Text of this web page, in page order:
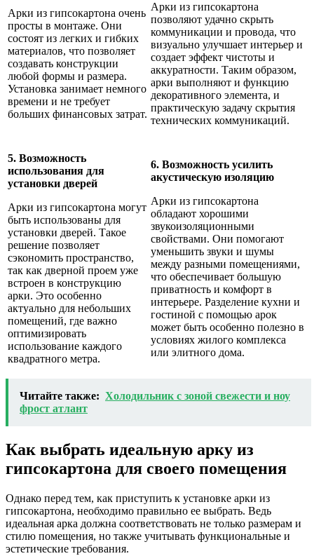
Арки из гипсокартона очень
просты в монтаже. Они
состоят из легких и гибких
материалов, что позволяет
создавать конструкции
любой формы и размера.
Установка занимает немного
времени и не требует
больших финансовых затрат.
Арки из гипсокартона
позволяют удачно скрыть
коммуникации и провода, что
визуально улучшает интерьер и
создает эффект чистоты и
аккуратности. Таким образом,
арки выполняют и функцию
декоративного элемента, и
практическую задачу скрытия
технических коммуникаций.
5. Возможность
использования для
установки дверей
Арки из гипсокартона могут
быть использованы для
установки дверей. Такое
решение позволяет
сэкономить пространство,
так как дверной проем уже
встроен в конструкцию
арки. Это особенно
актуально для небольших
помещений, где важно
оптимизировать
использование каждого
квадратного метра.
6. Возможность усилить
акустическую изоляцию
Арки из гипсокартона
обладают хорошими
звукоизоляционными
свойствами. Они помогают
уменьшить звуки и шумы
между разными помещениями,
что обеспечивает большую
приватность и комфорт в
интерьере. Разделение кухни и
гостиной с помощью арок
может быть особенно полезно в
условиях жилого комплекса
или элитного дома.
Читайте также: Холодильник с зоной свежести и ноу
фрост атлант
Как выбрать идеальную арку из
гипсокартона для своего помещения
Однако перед тем, как приступить к установке арки из
гипсокартона, необходимо правильно ее выбрать. Ведь
идеальная арка должна соответствовать не только размерам и
стилю помещения, но также учитывать функциональные и
эстетические требования.